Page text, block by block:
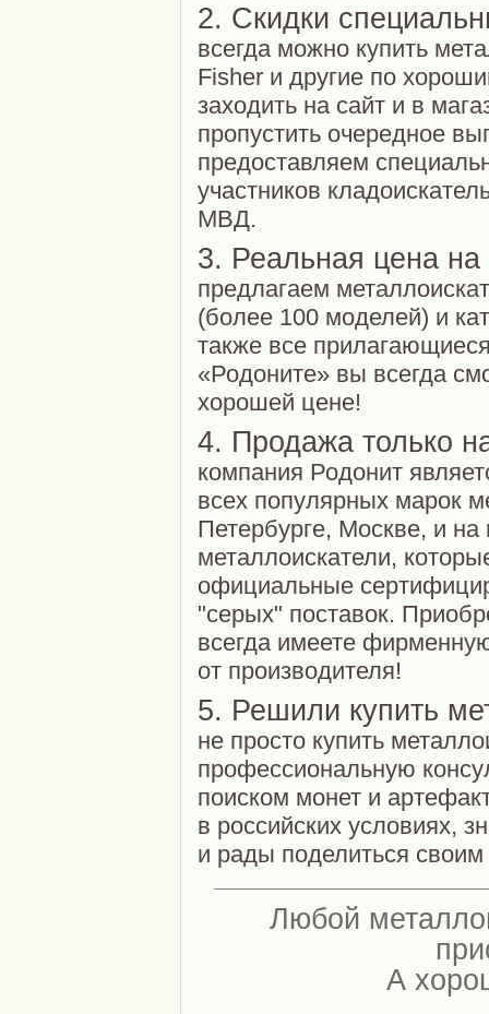
2. Скидки
всегда можно купить
Fisher и другие по
заходить на сайт и в
пропустить очередное
предоставляем
участников
МВД.
3. Реальная цена на
предлагаем
(более 100 моделей) и
также все
«Родоните» вы всегда
хорошей цене!
4. Продажа только
компания Родонит
всех популярных марок
Петербурге, Москве, и на
металлоискатели,
официальные
"серых" поставок.
всегда имеете
от производителя!
5. Решили купить
не просто купить
профессиональную
поиском монет и
в российских условиях,
и рады поделиться
Любой
А